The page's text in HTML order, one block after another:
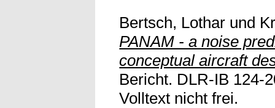
Bertsch, Lothar und
PANAM - a noise
conceptual aircraft
Bericht. DLR-IB 124-
Volltext nicht frei.